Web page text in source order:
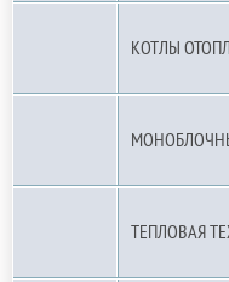
КОТЛЫ
ТЕПЛОВАЯ